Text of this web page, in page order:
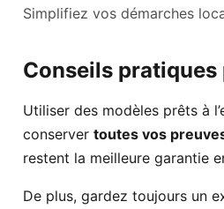
Simplifiez vos démarches
Conseils
Utiliser des modèles prêts à
conserver toutes vos
restent la meilleure garantie
De plus, gardez toujours un